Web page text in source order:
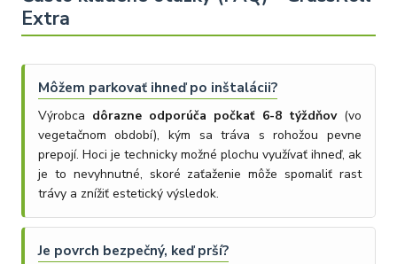
Extra
Môžem parkovať ihneď po inštalácii?
Výrobca dôrazne odporúča počkať 6-8 týždňov(vo
vegetačnom období), kým sa tráva s rohožou pevne
prepojí. Hoci je technicky možné plochu využívať ihneď, ak
je to nevyhnutné, skoré zaťaženie môže spomaliť rast
trávy a znížiť estetický výsledok.
Je povrch bezpečný, keď prší?